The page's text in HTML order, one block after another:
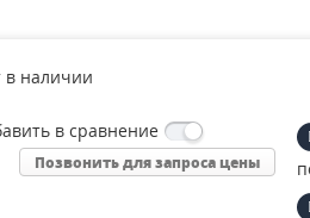
в наличии
в сравнение
Позвонить для запроса цены